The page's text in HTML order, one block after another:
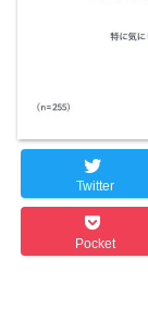
Twitter
Pocket